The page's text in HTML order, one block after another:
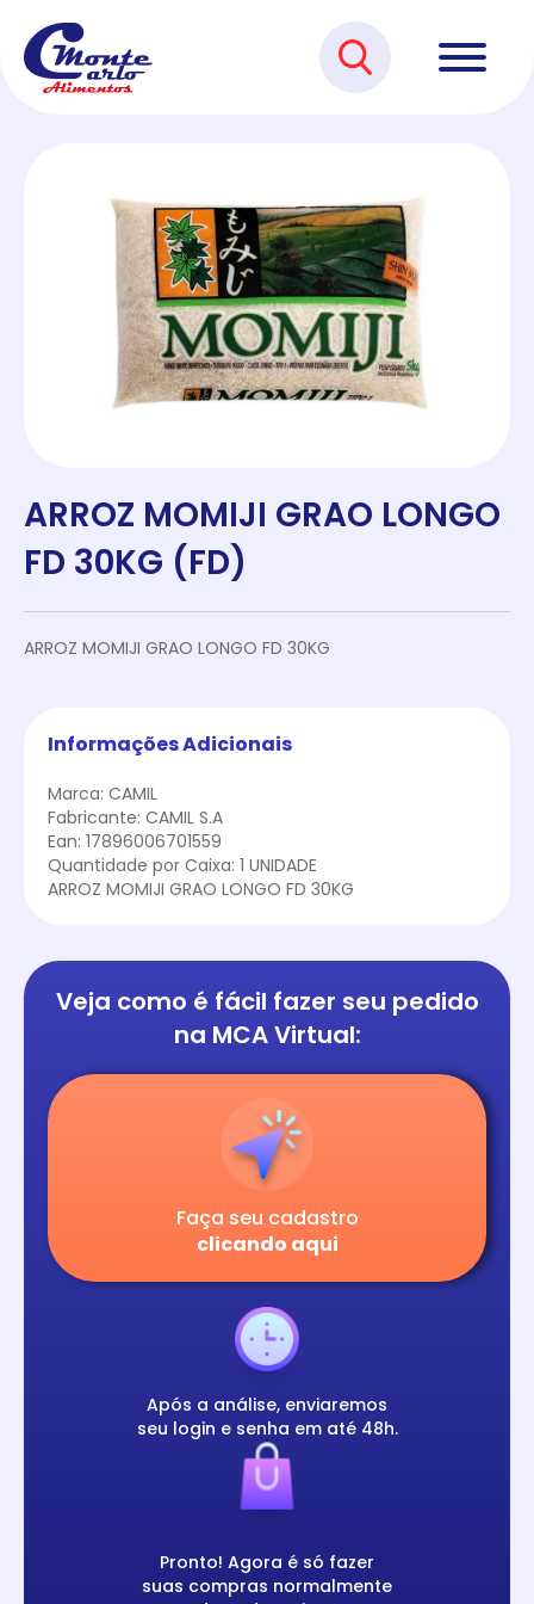
ARROZ MOMIJI GRAO LONGO
FD 30KG (FD)
ARROZ MOMIJI GRAO LONGO FD 30KG
Informações Adicionais
Marca: CAMIL
Fabricante: CAMIL S.A
Ean: 17896006701559
Quantidade por Caixa: 1 UNIDADE
ARROZ MOMIJI GRAO LONGO FD 30KG
Veja como é fácil fazer seu pedido
na MCA Virtual:
Faça seu cadastro
clicando aqui
Após a análise, enviaremos
seu login e senha em até 48h.
Pronto! Agora é só fazer
suas compras normalmente